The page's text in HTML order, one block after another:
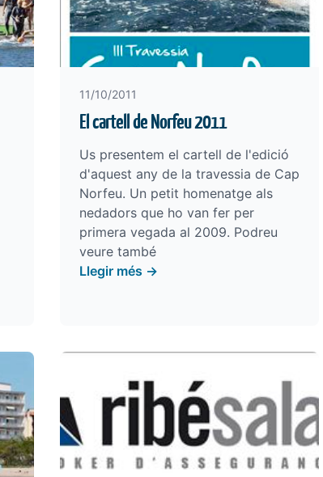
11/10/2011
El cartell de Norfeu 2011
Us presentem el cartell de l'edició
d'aquest any de la travessia de Cap
Norfeu. Un petit homenatge als
nedadors que ho van fer per
primera vegada al 2009. Podreu
veure també
Llegir més →